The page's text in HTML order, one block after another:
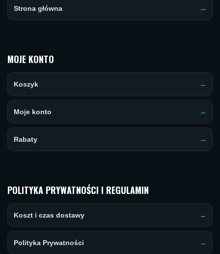
Strona główna
MOJE KONTO
Koszyk
Moje konto
Rabaty
POLITYKA PRYWATNOŚCI I REGULAMIN
Koszt i czas dostawy
Polityka Prywatności